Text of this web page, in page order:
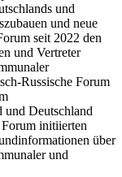
und
und neue
seit 2022 den
und Vertreter
Russische Forum
und Deutschland
initiierten
über
und